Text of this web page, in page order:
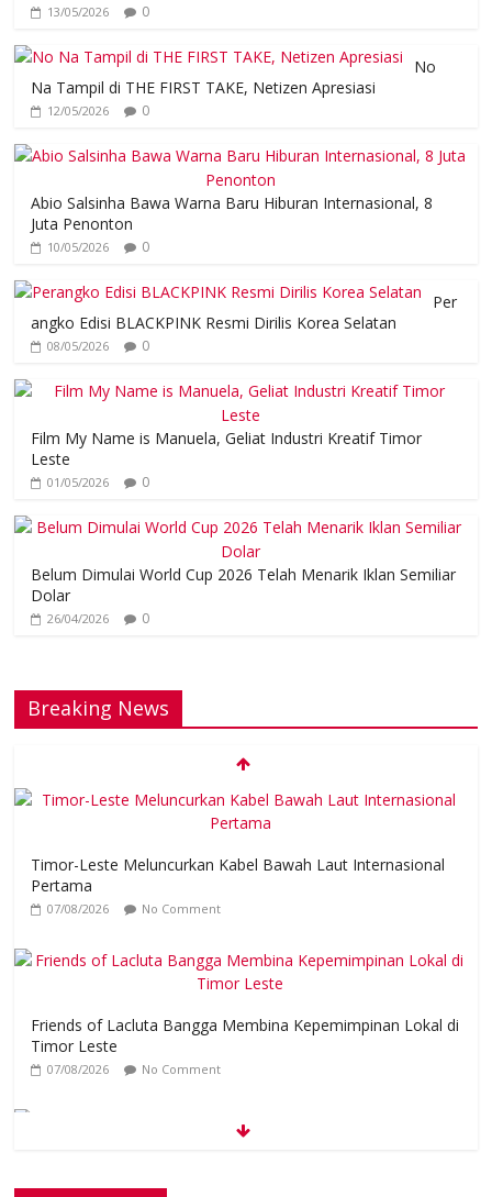
13/05/2026 0
No
Na Tampil di THE FIRST TAKE, Netizen Apresiasi
12/05/2026 0
Abio Salsinha Bawa Warna Baru Hiburan Internasional, 8
Juta Penonton
10/05/2026 0
Per
angko Edisi BLACKPINK Resmi Dirilis Korea Selatan
08/05/2026 0
Film My Name is Manuela, Geliat Industri Kreatif Timor
Leste
01/05/2026 0
Belum Dimulai World Cup 2026 Telah Menarik Iklan Semiliar
Dolar
26/04/2026 0
Breaking News
Timor-Leste Meluncurkan Kabel Bawah Laut Internasional
Pertama
07/08/2026 No Comment
Friends of Lacluta Bangga Membina Kepemimpinan Lokal di
Timor Leste
07/08/2026 No Comment